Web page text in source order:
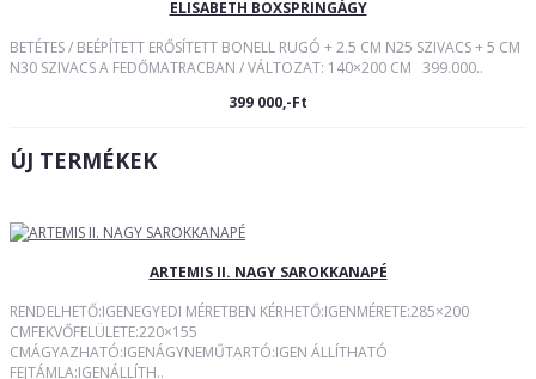
ELISABETH BOXSPRINGÁGY
BETÉTES / BEÉPÍTETT ERŐSÍTETT BONELL RUGÓ + 2.5 CM N25 SZIVACS + 5 CM
N30 SZIVACS A FEDŐMATRACBAN / VÁLTOZAT: 140×200 CM 399.000..
399 000,-Ft
ÚJ TERMÉKEK
ARTEMIS II. NAGY SAROKKANAPÉ
RENDELHETŐ:IGENEGYEDI MÉRETBEN KÉRHETŐ:IGENMÉRETE:285×200
CMFEKVŐFELÜLETE:220×155
CMÁGYAZHATÓ:IGENÁGYNEMŰTARTÓ:IGEN ÁLLÍTHATÓ
FEJTÁMLA:IGENÁLLÍTH..